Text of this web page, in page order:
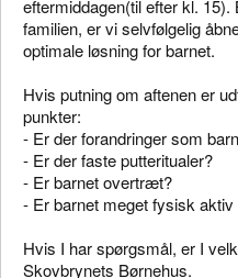
eftermiddagen(til efter kl.
familien, er vi selvfølgelig
optimale løsning for barnet.
Hvis putning om aftenen er
punkter:
- Er der forandringer som
- Er der faste putteritualer?
- Er barnet overtræt?
- Er barnet meget fysisk aktiv
Hvis I har spørgsmål, er I
Skovbrynets Børnehus.